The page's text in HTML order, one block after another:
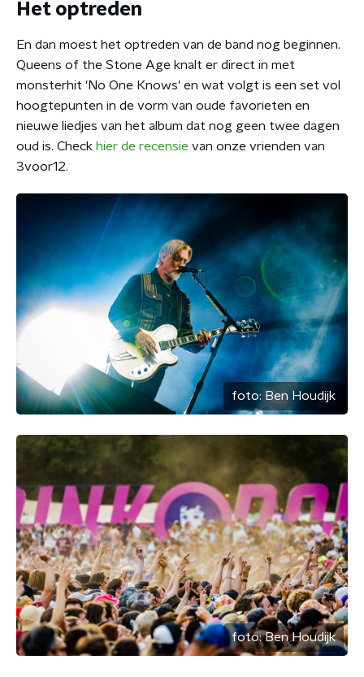
Het optreden
En dan moest het optreden van de band nog beginnen.
Queens of the Stone Age knalt er direct in met
monsterhit 'No One Knows' en wat volgt is een set vol
hoogtepunten in de vorm van oude favorieten en
nieuwe liedjes van het album dat nog geen twee dagen
oud is. Check hier de recensie van onze vrienden van
3voor12.
foto: Ben Houdijk
foto:Ben Houdijk